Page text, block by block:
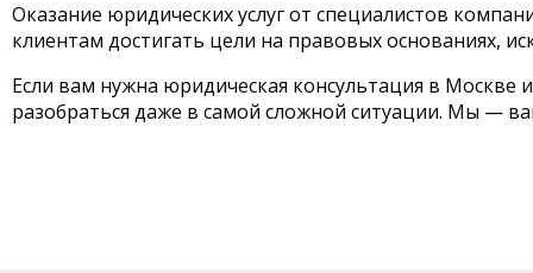
Оказание юридических услуг от специалистов
клиентам достигать цели на правовых основаниях,
Если вам нужна юридическая консультация в
разобраться даже в самой сложной ситуации. Мы —